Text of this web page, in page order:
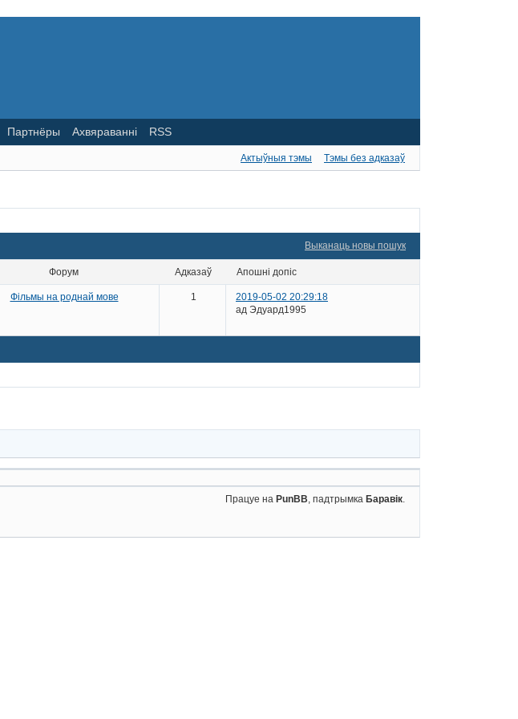
Партнёры Ахвяраванні RSS
Актыўныя тэмы Тэмы без адказаў
Выканаць новы пошук
Форум адказаў апошні допіс
Фільмы на роднай мове 1
2019-05-02 20:29:18
ад Эдуард1995
Працуе на PunBB, падтрымка Баравік.